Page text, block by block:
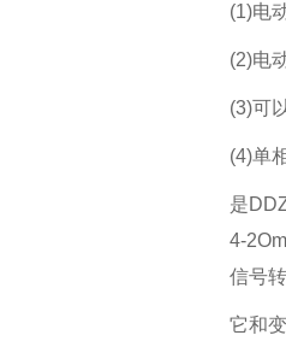
(1)电
(2)电
(3)可
(4)单
是
4-
信号
它和